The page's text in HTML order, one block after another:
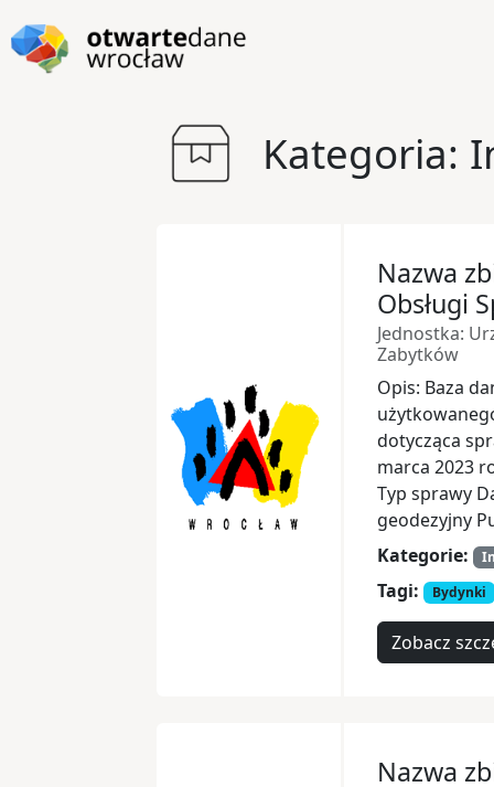
Przejdź do stopki
Kategoria:
Nazwa
Obsługi
Jednostka:
Zabytków
Opis: Baza
dotycząca
marca 2023
Typ sprawy
geodezyjny
Kategorie:
Tagi: Bydynki
Zobacz
Nazwa